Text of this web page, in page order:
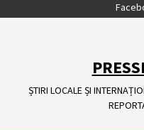
ȘTIRI LOCALE ȘI